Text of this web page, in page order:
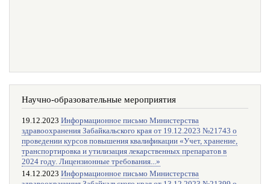
Научно-образовательные мероприятия
19.12.2023 Информационное письмо Министерства
здравоохранения Забайкальского края от 19.12.2023 №21743 о
проведении курсов повышения квалификации «Учет, хранение,
транспортировка и утилизация лекарственных препаратов в
2024 году. Лицензионные требования...»
14.12.2023 Информационное письмо Министерства